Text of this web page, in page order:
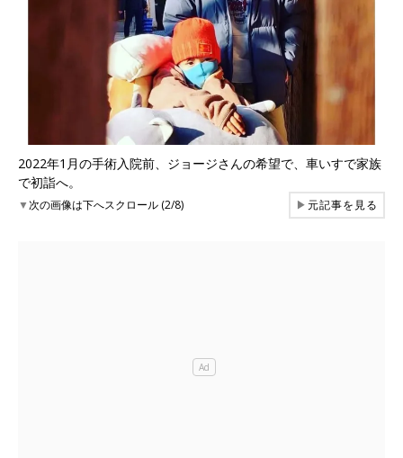
2022年1月の手術入院前、ジョージさんの希望で、車いすで家族
で初詣へ。
▼次の画像は下へスクロール (2/8) ▶元記事を見る